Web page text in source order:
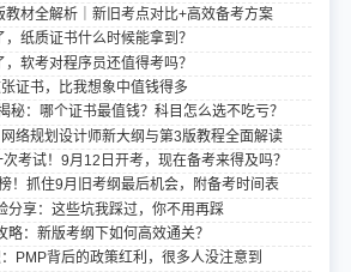
材全解析｜新旧考点对比+高效备考方案
纸质证书什么时候能拿到？
软考对程序员还值得考吗？
证书，比我想象中值钱得多
秘：哪个证书最值钱？科目怎么选不吃亏？
络规划设计师新大纲与第3版教程全面解读
考试！9月12日开考，现在备考来得及吗？
！抓住9月旧考纲最后机会，附备考时间表
分享：这些坑我踩过，你不用再踩
：新版考纲下如何高效通关？
PMP背后的政策红利，很多人没注意到